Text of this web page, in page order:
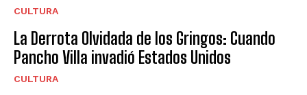
CULTURA
La Derrota Olvidada de los Gringos: Cuando
Pancho Villa invadió Estados Unidos
CULTURA